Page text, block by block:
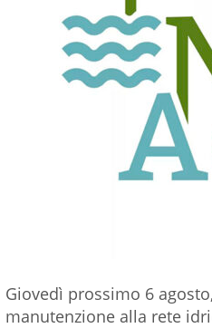
Giovedì prossimo 6
manutenzione alla rete